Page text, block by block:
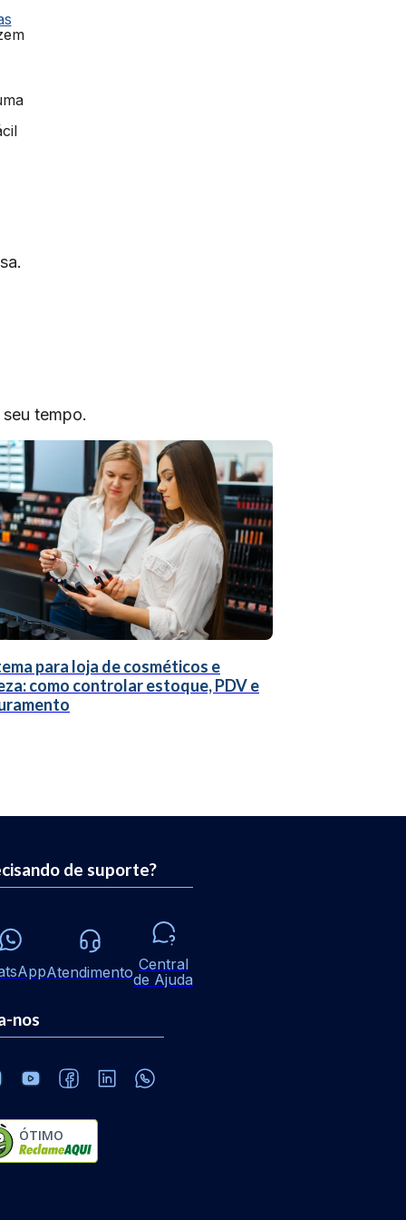
tempo.
para loja de cosméticos e
como controlar estoque, PDV e
de suporte?
Atendimento Central
de Ajuda
nos
ÓTIMO